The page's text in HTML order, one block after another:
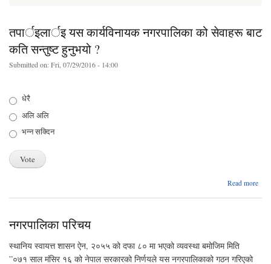
तपार्इलार्इ यस कार्यविनायक नगरपालिका को सेवाहरू बाट
कति सन्तुष्ट हुनुभयो ?
Submitted on:Fri, 07/29/2016 - 14:00
Choices
धेरै
अलि अलि
भन्न सक्दिन
Read more
नगरपालिका परिचय
स्थानिय स्वायत्त शासन ऐन, २०५५ को दफा ८० मा भएको व्यवस्था बमोजिम मिति
”०७१ साल मंसिर १६ को नेपाल सरकारको निर्णयले यस नगरपालिकाको गठन गरिएको